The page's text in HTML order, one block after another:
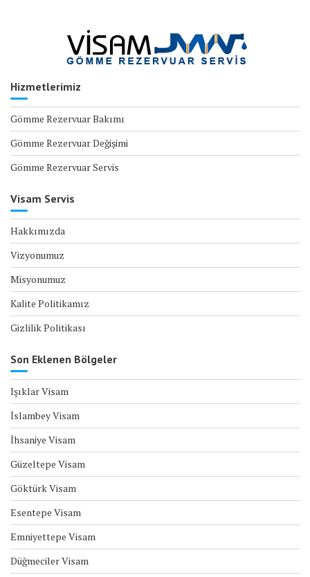
Hizmetlerimiz
Gömme Rezervuar Bakımı
Gömme Rezervuar Değişimi
Gömme Rezervuar Servis
Visam Servis
Hakkımızda
Vizyonumuz
Misyonumuz
Kalite Politikamız
Gizlilik Politikası
Son Eklenen Bölgeler
Işıklar Visam
İslambey Visam
İhsaniye Visam
Güzeltepe Visam
Göktürk Visam
Esentepe Visam
Emniyettepe Visam
Düğmeciler Visam